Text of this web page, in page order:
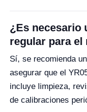
¿Es necesario
regular para el
Sí, se recomienda
asegurar que el
incluye limpieza,
de calibraciones